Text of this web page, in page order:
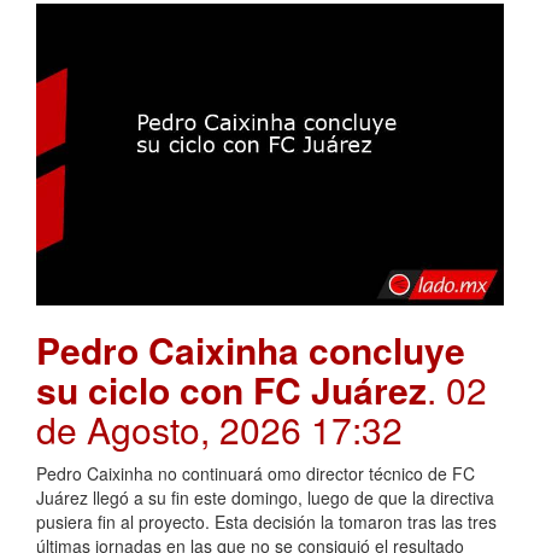
Pedro Caixinha concluye
su ciclo con FC Juárez. 02
de Agosto, 2026 17:32
Pedro Caixinha no continuará omo director técnico de FC
Juárez llegó a su fin este domingo, luego de que la directiva
pusiera fin al proyecto. Esta decisión la tomaron tras las tres
últimas jornadas en las que no se consiguió el resultado